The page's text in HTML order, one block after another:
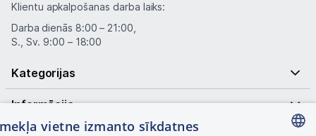
Klientu apkalpošanas darba laiks:
Darba dienās 8:00 – 21:00,
S., Sv. 9:00 – 18:00
Kategorijas
Informācija
vietne izmanto sīkdatnes